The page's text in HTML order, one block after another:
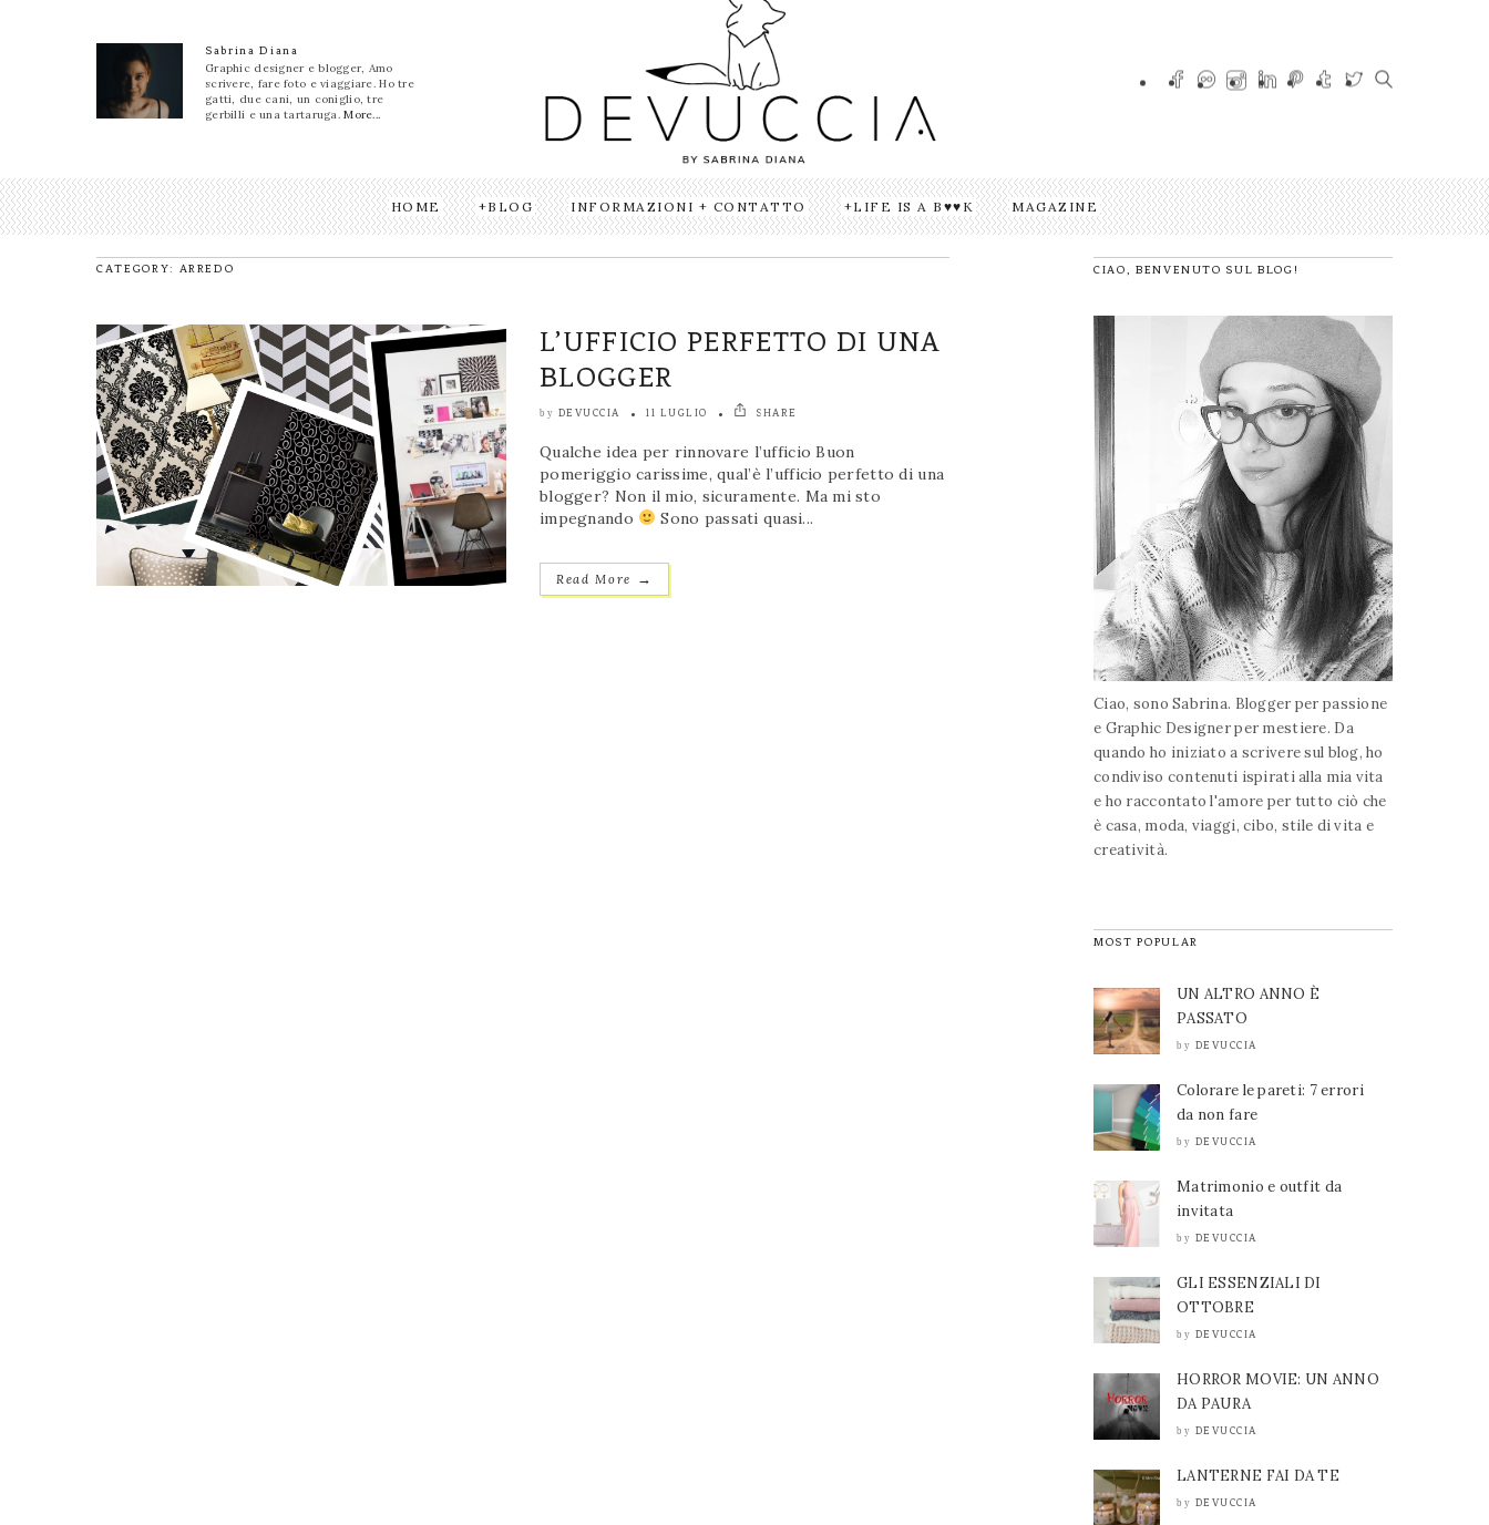
Sabrina Diana
Graphic designer e blogger, Amo
scrivere, fare foto e viaggiare. Ho tre
gatti, due cani, un coniglio, tre
gerbilli e una tartaruga.More...
HOME BLOG INFORMAZIONI + CONTATTO LIFE IS A B♥♥K MAGAZINE
CATEGORY: ARREDO
L’UFFICIO PERFETTO DI UNA
BLOGGER
by DEVUCCIA 11 LUGLIO SHARE
Qualche idea per rinnovare l’ufficio Buon
pomeriggio carissime, qual’è l’ufficio perfetto di una
blogger? Non il mio, sicuramente. Ma mi sto
impegnando
Sono passati quasi...
Read More →
CIAO, BENVENUTO SUL BLOG!
Ciao, sono Sabrina. Blogger per passione
e Graphic Designer per mestiere. Da
quando ho iniziato a scrivere sul blog, ho
condiviso contenuti ispirati alla mia vita
e ho raccontato l'amore per tutto ciò che
è casa, moda, viaggi, cibo, stile di vita e
creatività.
MOST POPULAR
UN ALTRO ANNO È
PASSATO
by DEVUCCIA
Colorare le pareti: 7 errori
da non fare
by DEVUCCIA
Matrimonio e outfit da
invitata
by DEVUCCIA
GLI ESSENZIALI DI
OTTOBRE
by DEVUCCIA
HORROR MOVIE: UN ANNO
DA PAURA
by DEVUCCIA
LANTERNE FAI DA TE
by DEVUCCIA